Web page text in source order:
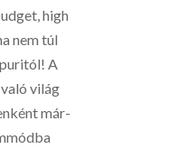
high
nem túl
A
világ
már-